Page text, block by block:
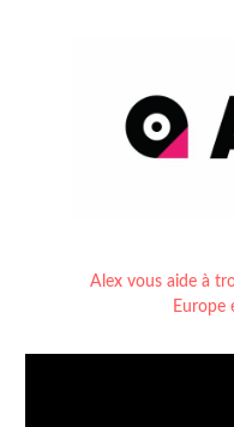
Alex vous aide à
Europe